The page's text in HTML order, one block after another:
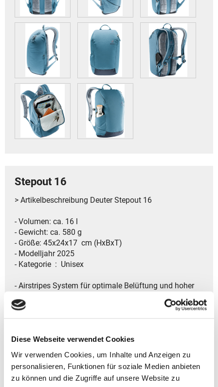
Diese Webseite verwendet Cookies
Wir verwenden Cookies, um Inhalte und Anzeigen zu
personalisieren, Funktionen für soziale Medien anbieten
zu können und die Zugriffe auf unsere Website zu
Stepout 16
> Artikelbeschreibung Deuter Stepout 16
- Volumen: ca. 16 l
- Gewicht: ca. 580 g
- Größe: 45x24x17 cm (HxBxT)
- Modelljahr 2025
- Kategorie ‏ : ‎ Unisex
- Airstripes System für optimale Belüftung und hoher
- Verstellbarer Brustgurt für besten Sitz
- Gepolsterte Schulterträger erhöhen den Tragekomfort
- Praktische schlüsselclip für eine sichere
Aufbewahrung der Schlüssel
- Innenfach zur sicheren deine Wertsachen vor
Diebstahl und Beschädigung